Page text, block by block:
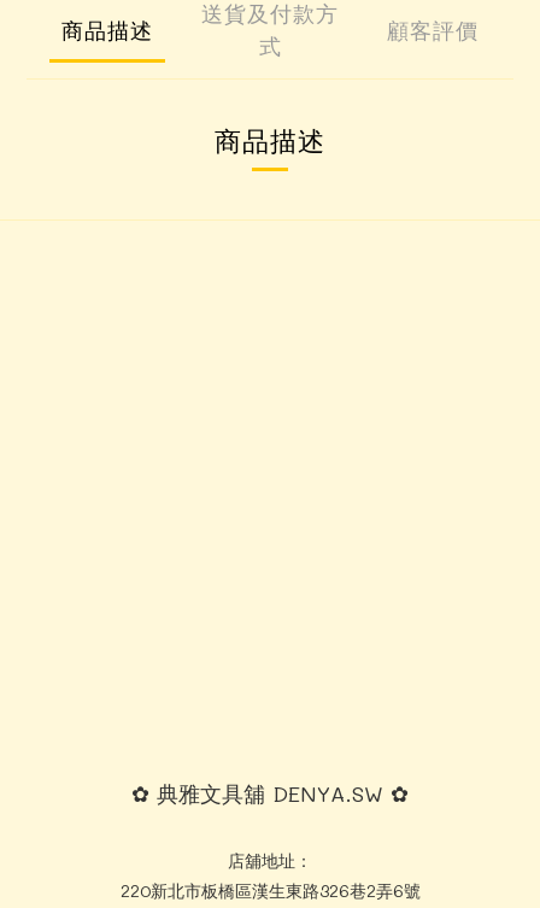
商品描述
送貨及付款方
式
顧客評價
商品描述
✿ 典雅文具舖 DENYA.SW ✿
店舖地址：
220新北市板橋區漢生東路326巷2弄6號